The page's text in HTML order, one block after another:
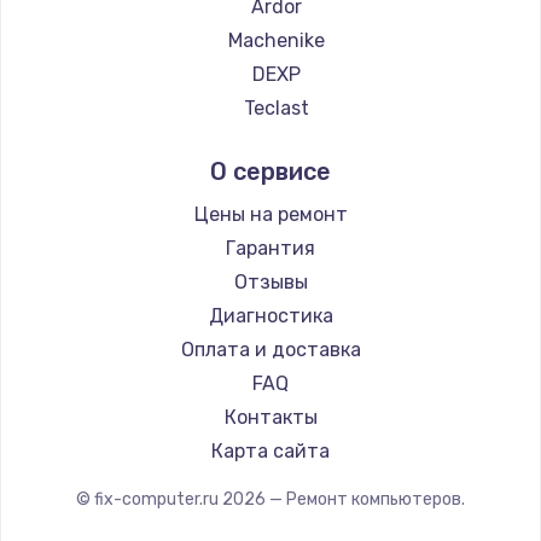
2500 руб.
Замена электроконфорки
Заказать
Техобслуживание
900 руб.
Заказать
Установка / подключение / демонтаж
1300 руб.
Заказать
Ardor
Machenike
DEXP
Teclast
Beelink
CHUWI
О сервисе
Цены на ремонт
Гарантия
Отзывы
Диагностика
Оплата и доставка
FAQ
Контакты
Карта сайта
© fix-computer.ru 2026 — Ремонт компьютеров.